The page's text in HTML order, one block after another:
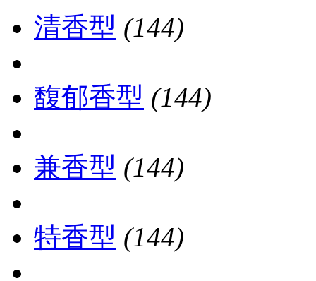
清香型 (144)
馥郁香型 (144)
兼香型 (144)
特香型 (144)